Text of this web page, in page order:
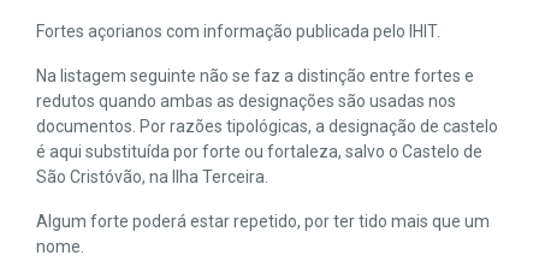
Fortes açorianos com informação publicada pelo IHIT.
Na listagem seguinte não se faz a distinção entre fortes e
redutos quando ambas as designações são usadas nos
documentos. Por razões tipológicas, a designação de castelo
é aqui substituída por forte ou fortaleza, salvo o Castelo de
São Cristóvão, na Ilha Terceira.
Algum forte poderá estar repetido, por ter tido mais que um
nome.